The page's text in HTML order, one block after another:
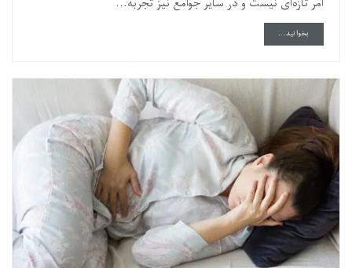
بخوانید...